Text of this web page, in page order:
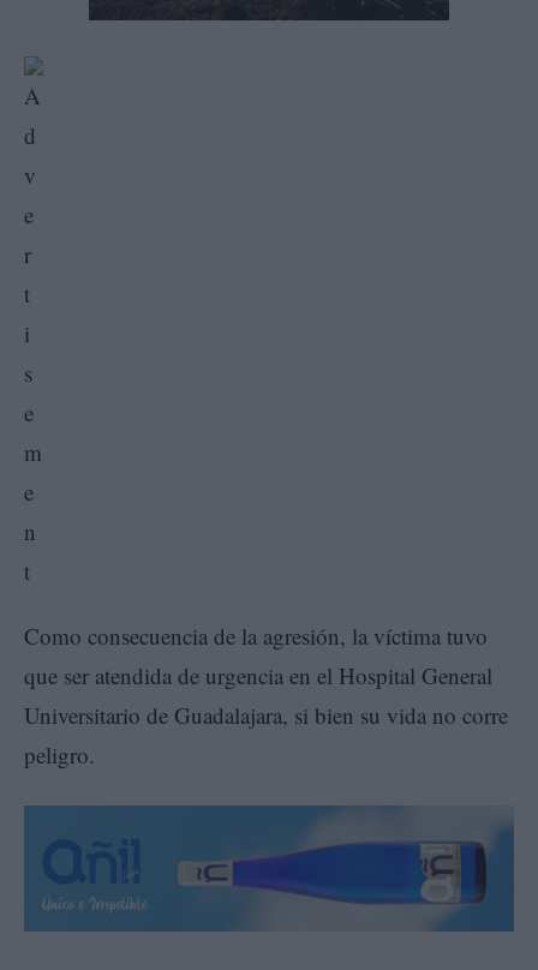
Como consecuencia de la agresión, la víctima tuvo
que ser atendida de urgencia en el Hospital General
Universitario de Guadalajara, si bien su vida no corre
peligro.